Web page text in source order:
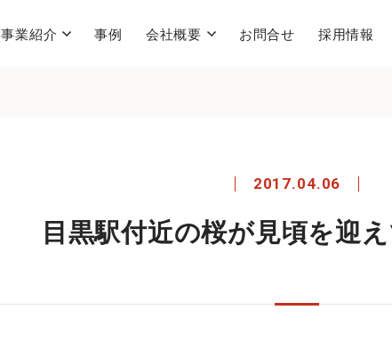
事業紹介 事例 会社概要 お問合せ 採用情報
2017.04.06
目黒駅付近の桜が見頃を迎